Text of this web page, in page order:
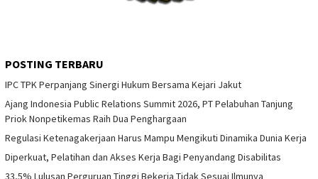
POSTING TERBARU
IPC TPK Perpanjang Sinergi Hukum Bersama Kejari Jakut
Ajang Indonesia Public Relations Summit 2026, PT Pelabuhan Tanjung
Priok Nonpetikemas Raih Dua Penghargaan
Regulasi Ketenagakerjaan Harus Mampu Mengikuti Dinamika Dunia Kerja
Diperkuat, Pelatihan dan Akses Kerja Bagi Penyandang Disabilitas
33,5% Lulusan Perguruan Tinggi Bekerja Tidak Sesuai Ilmunya